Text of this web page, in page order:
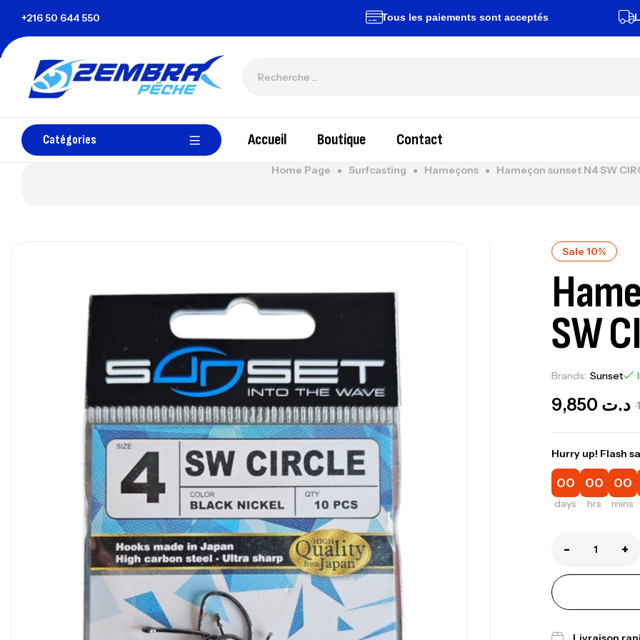
+216 50 644 550 Tous les paiements sont acceptés
Catégories Accueil Boutique Contact
Home Page Surfcasting Hameçons Hameçon sunset N4 SW
Sale 10%
SW
Brands: Sunset
د.ت 9,850
Hurry up! Flash
00
days
00
hrs
00
mins
- +